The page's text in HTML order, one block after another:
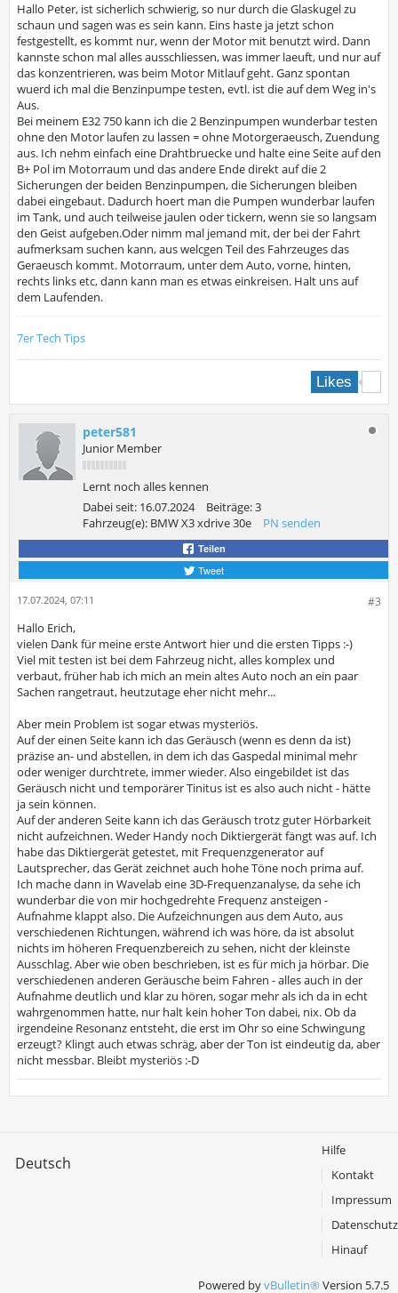
Hallo Peter, ist sicherlich schwierig, so nur durch die Glaskugel zu
schaun und sagen was es sein kann. Eins haste ja jetzt schon
festgestellt, es kommt nur, wenn der Motor mit benutzt wird. Dann
kannste schon mal alles ausschliessen, was immer laeuft, und nur auf
das konzentrieren, was beim Motor Mitlauf geht. Ganz spontan
wuerd ich mal die Benzinpumpe testen, evtl. ist die auf dem Weg in's
Aus.
Bei meinem E32 750 kann ich die 2 Benzinpumpen wunderbar testen
ohne den Motor laufen zu lassen = ohne Motorgeraeusch, Zuendung
aus. Ich nehm einfach eine Drahtbruecke und halte eine Seite auf den
B+ Pol im Motorraum und das andere Ende direkt auf die 2
Sicherungen der beiden Benzinpumpen, die Sicherungen bleiben
dabei eingebaut. Dadurch hoert man die Pumpen wunderbar laufen
im Tank, und auch teilweise jaulen oder tickern, wenn sie so langsam
den Geist aufgeben.Oder nimm mal jemand mit, der bei der Fahrt
aufmerksam suchen kann, aus welcgen Teil des Fahrzeuges das
Geraeusch kommt. Motorraum, unter dem Auto, vorne, hinten,
rechts links etc, dann kann man es etwas einkreisen. Halt uns auf
dem Laufenden.
7er Tech Tips
Likes
peter581
Junior Member
Lernt noch alles kennen
Dabei seit: 16.07.2024 Beiträge:3
Fahrzeug(e): BMW X3 xdrive 30e PN senden
Teilen
Tweet
#3
17.07.2024, 07:11
Hallo Erich,
vielen Dank für meine erste Antwort hier und die ersten Tipps :-)
Viel mit testen ist bei dem Fahrzeug nicht, alles komplex und
verbaut, früher hab ich mich an mein altes Auto noch an ein paar
Sachen rangetraut, heutzutage eher nicht mehr...
Aber mein Problem ist sogar etwas mysteriös.
Auf der einen Seite kann ich das Geräusch (wenn es denn da ist)
präzise an- und abstellen, in dem ich das Gaspedal minimal mehr
oder weniger durchtrete, immer wieder. Also eingebildet ist das
Geräusch nicht und temporärer Tinitus ist es also auch nicht - hätte
ja sein können.
Auf der anderen Seite kann ich das Geräusch trotz guter Hörbarkeit
nicht aufzeichnen. Weder Handy noch Diktiergerät fängt was auf. Ich
habe das Diktiergerät getestet, mit Frequenzgenerator auf
Lautsprecher, das Gerät zeichnet auch hohe Töne noch prima auf.
Ich mache dann in Wavelab eine 3D-Frequenzanalyse, da sehe ich
wunderbar die von mir hochgedrehte Frequenz ansteigen -
Aufnahme klappt also. Die Aufzeichnungen aus dem Auto, aus
verschiedenen Richtungen, während ich was höre, da ist absolut
nichts im höheren Frequenzbereich zu sehen, nicht der kleinste
Ausschlag. Aber wie oben beschrieben, ist es für mich ja hörbar. Die
verschiedenen anderen Geräusche beim Fahren - alles auch in der
Aufnahme deutlich und klar zu hören, sogar mehr als ich da in echt
wahrgenommen hatte, nur halt kein hoher Ton dabei, nix. Ob da
irgendeine Resonanz entsteht, die erst im Ohr so eine Schwingung
erzeugt? Klingt auch etwas schräg, aber der Ton ist eindeutig da, aber
nicht messbar. Bleibt mysteriös :-D
Deutsch
Hilfe
Kontakt
Impressum
Datenschutz
Hinauf
Powered byvBulletin®Version 5.7.5